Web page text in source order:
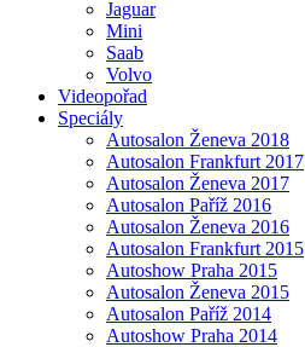
Jaguar
Mini
Saab
Volvo
Videopořad
Speciály
Autosalon Ženeva 2018
Autosalon Frankfurt 2017
Autosalon Ženeva 2017
Autosalon Paříž 2016
Autosalon Ženeva 2016
Autosalon Frankfurt 2015
Autoshow Praha 2015
Autosalon Ženeva 2015
Autosalon Paříž 2014
Autoshow Praha 2014